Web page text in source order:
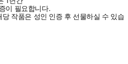
이 필요합니다.
당 작품은 성인 인증 후 선물하실 수 있습